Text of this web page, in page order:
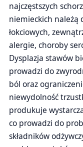
najczęstszych
niemieckich należą
łokciowych,
alergie, choroby
Dysplazja stawów
prowadzi do
ból oraz
niewydolność
produkuje
co prowadzi do
składników